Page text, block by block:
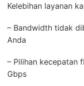
Kelebihan layanan
– Bandwidth tidak
Anda
– Pilihan kecepatan
Gbps